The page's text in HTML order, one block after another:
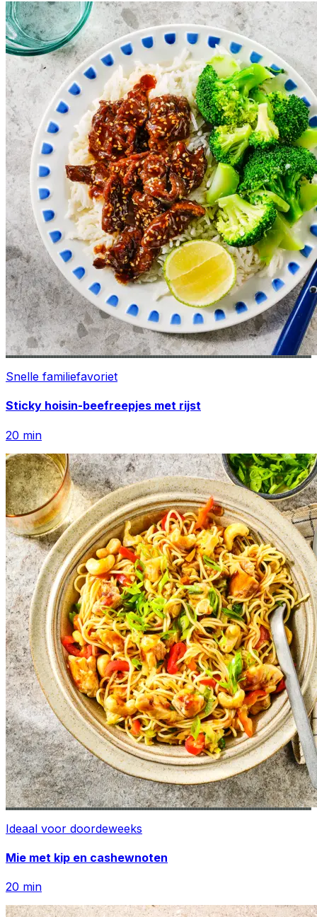
Snelle familiefavoriet
Sticky hoisin-beefreepjes met rijst
20 min
Ideaal voor doordeweeks
Mie met kip en cashewnoten
20 min